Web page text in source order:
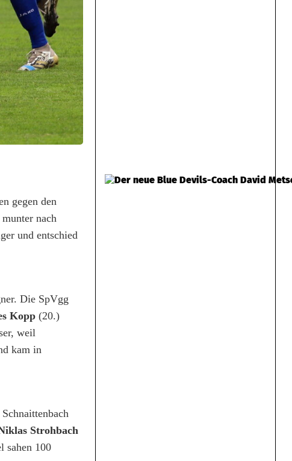
gegen den
nach
und entschied
Die SpVgg
Kopp (20.)
weil
kam in
Strohbach
sahen 100